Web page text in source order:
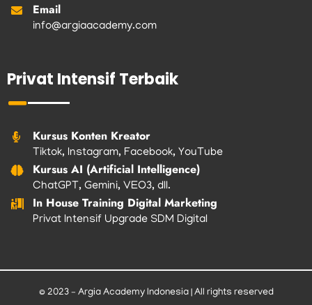
Email
info@argiaacademy.com
Privat Intensif Terbaik
Kursus Konten Kreator
Tiktok, Instagram, Facebook, YouTube
Kursus AI (Artificial Intelligence)
ChatGPT, Gemini, VEO3, dll.
In House Training Digital Marketing
Privat Intensif Upgrade SDM Digital
© 2023 – Argia Academy Indonesia | All rights reserved